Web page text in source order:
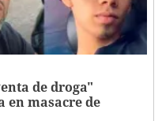
de droga"
masacre de